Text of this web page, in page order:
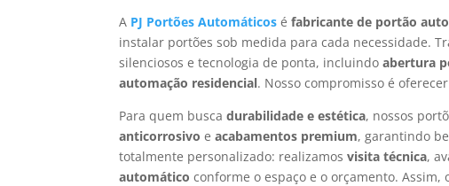
A PJ Portões Automáticos éfabricante de portão
instalar portões sob medida para cada necessidade.
silenciosos e tecnologia de ponta, incluindoabertura
automação residencial. Nosso compromisso é
Para quem buscadurabilidade e estética, nossos
anticorrosivo eacabamentos premium, garantindo
totalmente personalizado: realizamosvisita técnica,
automático conforme o espaço e o orçamento.